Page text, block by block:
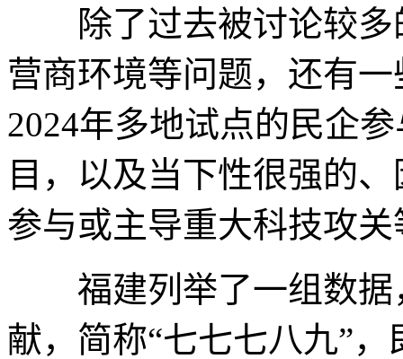
除了过去被讨论较多
营商环境等问题，还有
2024年多地试点的民企
目，以及当下性很强的
参与或主导重大科技攻
福建列举了一组数据
献，简称“七七七八九”